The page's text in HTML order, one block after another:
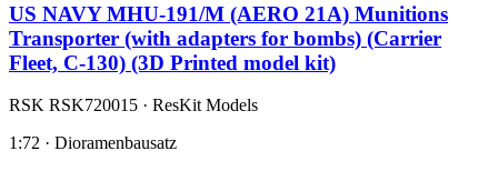
US NAVY MHU-191/M (AERO 21A) Munitions
Transporter (with adapters for bombs) (Carrier
Fleet, C-130) (3D Printed model kit)
RSK RSK720015 · ResKit Models
1:72 · Dioramenbausatz